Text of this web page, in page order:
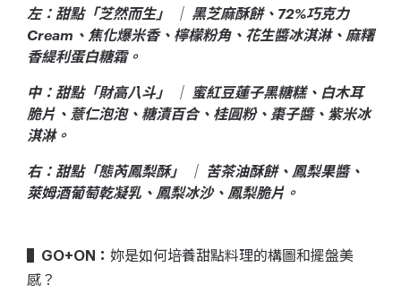
左：甜點「芝然而生」 ｜ 黑芝麻酥餅、72%巧克力
Cream、焦化爆米香、檸檬粉角、花生醬冰淇淋、麻糬
香緹利蛋白糖霜。
中：甜點「財高八斗」 ｜ 蜜紅豆蓮子黑糖糕、白木耳
脆片、薏仁泡泡、糖漬百合、桂圓粉、棗子醬、紫米冰
淇淋。
右：甜點「態芮鳳梨酥」 ｜ 苦茶油酥餅、鳳梨果醬、
萊姆酒葡萄乾凝乳、鳳梨冰沙、鳳梨脆片。
▌GO+ON： 妳是如何培養甜點料理的構圖和擺盤美
感？